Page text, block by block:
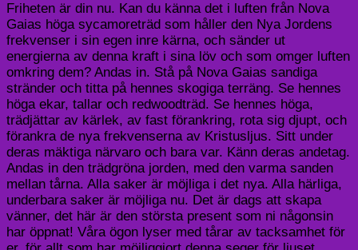
Friheten är din nu. Kan du känna det i luften från Nova
Gaias höga sycamoreträd som håller den Nya Jordens
frekvenser i sin egen inre kärna, och sänder ut
energierna av denna kraft i sina löv och som omger luften
omkring dem? Andas in. Stå på Nova Gaias sandiga
stränder och titta på hennes skogiga terräng. Se hennes
höga ekar, tallar och redwoodträd. Se hennes höga,
trädjättar av kärlek, av fast förankring, rota sig djupt, och
förankra de nya frekvenserna av Kristusljus. Sitt under
deras mäktiga närvaro och bara var. Känn deras andetag.
Andas in den trädgröna jorden, med den varma sanden
mellan tårna. Alla saker är möjliga i det nya. Alla härliga,
underbara saker är möjliga nu. Det är dags att skapa
vänner, det här är den största present som ni någonsin
har öppnat! Våra ögon lyser med tårar av tacksamhet för